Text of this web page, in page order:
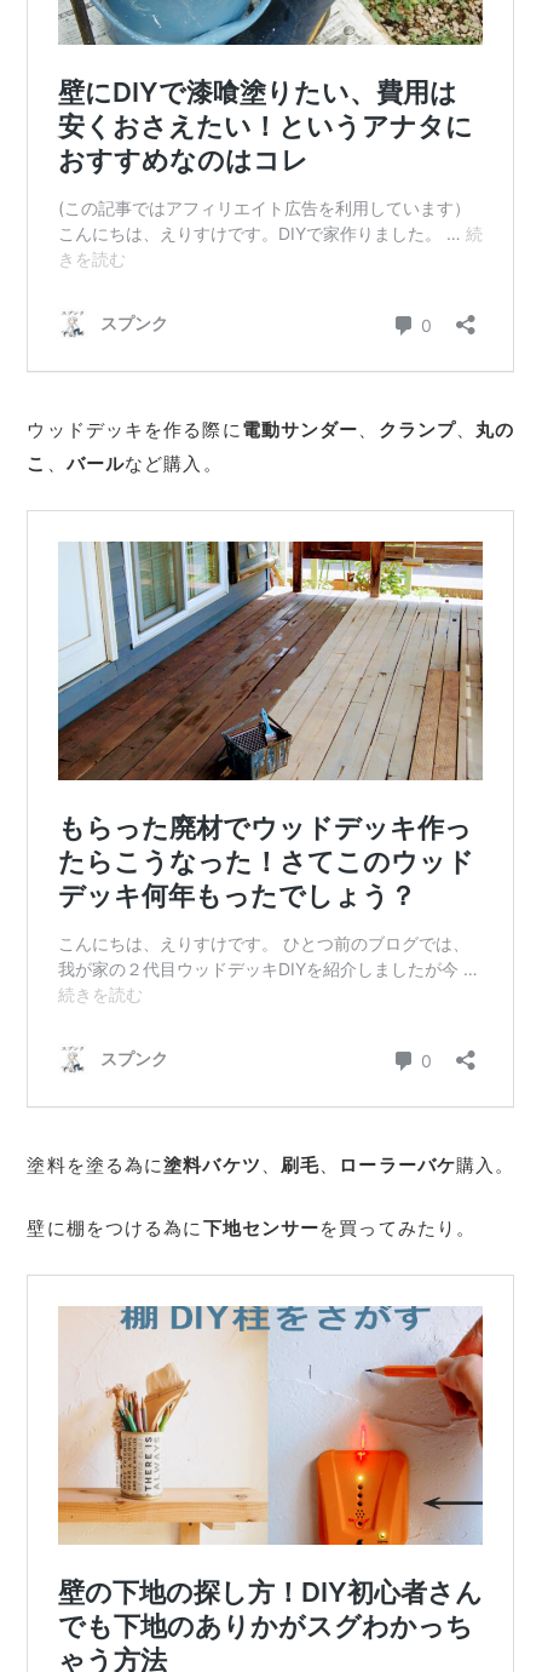
ウッドデッキを作る際に電動サンダー、 クランプ、 丸の
こ 、 バールなど購入。
塗料を塗る為に塗料バケツ 、 刷毛、 ローラーバケ購入。
壁に棚をつける為に下地センサーを買ってみたり。